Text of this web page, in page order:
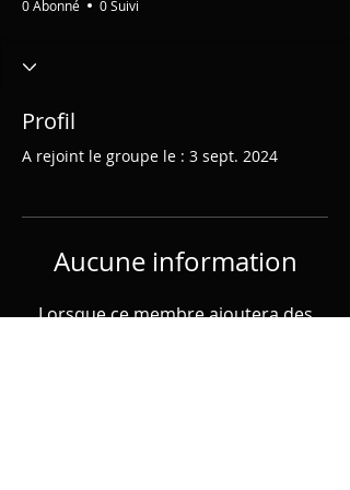
0 Abonné 0 Suivi
Profil
A rejoint le groupe le : 3 sept. 2024
Aucune information
Lorsque ce membre ajoutera des